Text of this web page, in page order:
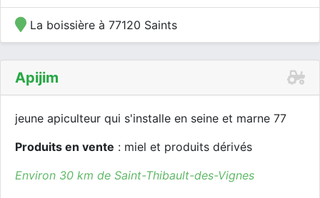
La boissière à 77120 Saints
Apijim
jeune apiculteur qui s'installe en seine et marne 77
Produits en vente : miel et produits dérivés
Environ 30 km de Saint-Thibault-des-Vignes